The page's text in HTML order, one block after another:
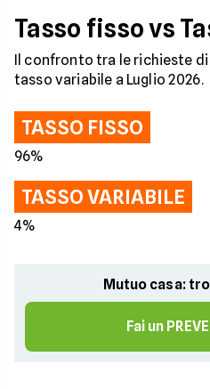
Tasso fisso vs
Il confronto tra le richieste
tasso variabile a Luglio 2026.
TASSO FISSO
96%
TASSO VARIABILE
4%
Mutuo casa:
Fai un